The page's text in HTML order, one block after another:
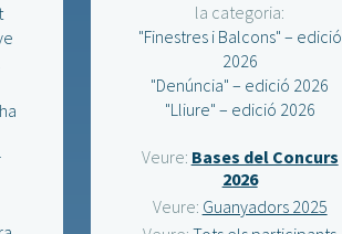
la categoria:
"Finestres i Balcons" – edició
2026
"Denúncia" – edició 2026
"Lliure" – edició 2026
Veure: Bases del Concurs
2026
Veure: Guanyadors 2025